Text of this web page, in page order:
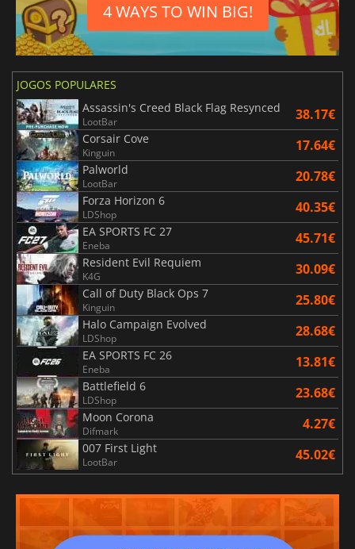
4 WAYS TO WIN BIG!
JOGOS POPULARES
Assassin's Creed Black Flag Resynced
LootBar 38.17€
Corsair Cove
Kinguin 17.64€
Palworld
LootBar 20.78€
Forza Horizon 6
LDShop 40.35€
EA SPORTS FC 27
Eneba 45.71€
Resident Evil Requiem
K4G 30.09€
Call of Duty Black Ops 7
Kinguin 25.80€
Halo Campaign Evolved
LDShop 28.68€
EA SPORTS FC 26
Eneba 13.81€
Battlefield 6
LDShop 23.68€
Moon Corona
Difmark 4.27€
007 First Light
LootBar 45.02€